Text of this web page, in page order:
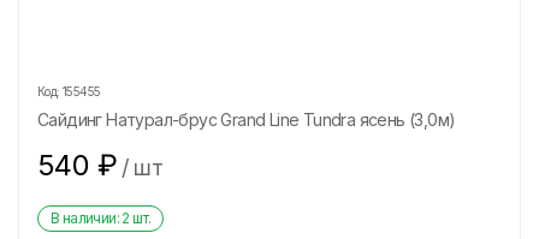
Код: 155455
Сайдинг Натурал-брус Grand Line Tundra ясень (3,0м)
540 ₽ / шт
В наличии: 2 шт.